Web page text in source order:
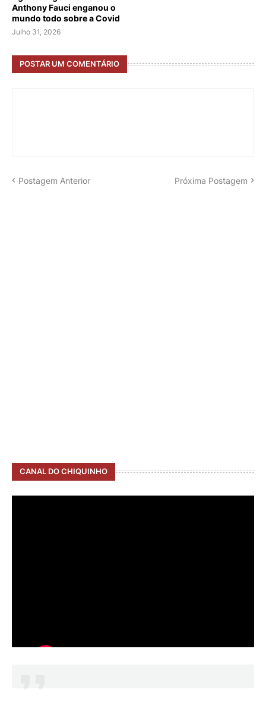
Anthony Fauci enganou o
mundo todo sobre a Covid
Julho 31, 2026
POSTAR UM COMENTÁRIO
Postagem Anterior Próxima Postagem
CANAL DO CHIQUINHO